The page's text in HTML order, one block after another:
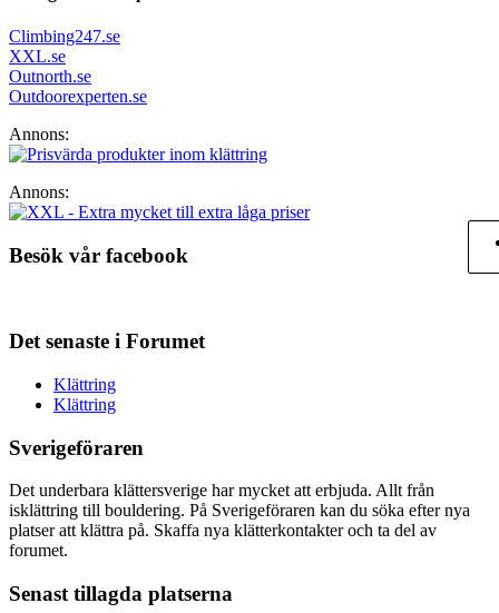
Climbing247.se
XXL.se
Outnorth.se
Outdoorexperten.se
Annons:
Annons:
Besök vår facebook
Det senaste i Forumet
Klättring
Klättring
Sverigeföraren
Det underbara klättersverige har mycket att erbjuda. Allt från
isklättring till bouldering. På Sverigeföraren kan du söka efter nya
platser att klättra på. Skaffa nya klätterkontakter och ta del av
forumet.
Senast tillagda platserna